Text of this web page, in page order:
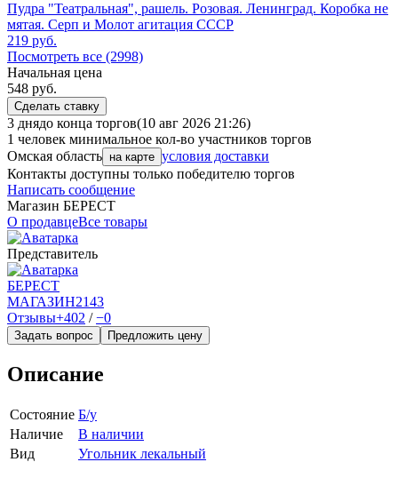
Пудра "Театральная", рашель. Розовая. Ленинград. Коробка не
мятая. Серп и Молот агитация СССР
219 руб.
Посмотреть все (2998)
Начальная цена
548 руб.
Сделать ставку
3 днядо конца торгов(10 авг 2026 21:26)
1 человек минимальное кол-во участников торгов
Омская область на карте условия доставки
Контакты доступны только победителю торгов
Написать сообщение
Магазин БEPECT
О продавцеВсе товары
Представитель
БEPECT
МАГАЗИН2143
Отзывы+402 /−0
Задать вопрос Предложить цену
Описание
Состояние Б/у
Наличие
В наличии
Вид
Угольник лекальный